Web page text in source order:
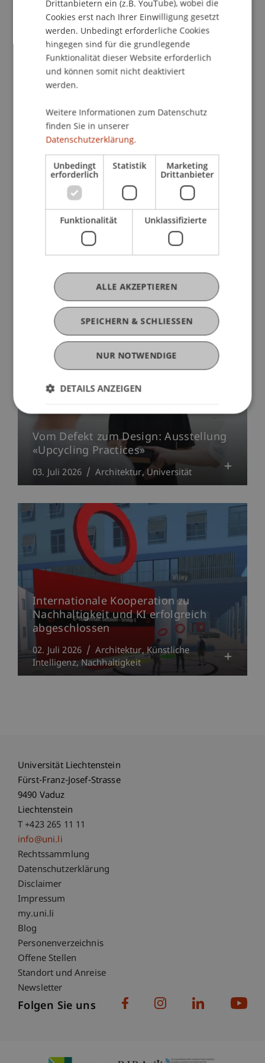
Mehr News
Prekäres Wohnen – und das in
Liechtenstein? Ergebnisse von zwei
internationalen Workshops an der Uni
Liechtenstein
14. Juli 2026 Architektur Internationales
Universität
Vom Defekt zum Design: Ausstellung
«Upcycling Practices»
03. Juli 2026 Architektur Universität
Internationale Kooperation zu
Nachhaltigkeit und KI erfolgreich
abgeschlossen
02. Juli 2026 Architektur Künstliche
Intelligenz Nachhaltigkeit
Universität Liechtenstein
Fürst-Franz-Josef-Strasse
9490 Vaduz
Liechtenstein
T +423 265 11 11
info@uni.li
Fußzeile Rechtliche Hinweise
Rechtssammlung
Datenschutzerklärung
Disclaimer
Impressum
Fußzeile Subdomain-Verzeichnis
my.uni.li
Blog
Personenverzeichnis
Offene Stellen
Standort und Anreise
Newsletter
Folgen Sie uns
Drittanbietern ein (z.B. YouTube), wobei die
Cookies erst nach Ihrer Einwilligung gesetzt
werden. Unbedingt erforderliche Cookies
hingegen sind für die grundlegende
Funktionalität dieser Website erforderlich
und können somit nicht deaktiviert
werden.
Weitere Informationen zum Datenschutz
finden Sie in unserer
Datenschutzerklärung.
Unbedingt
erforderlich
Statistik Marketing
Drittanbieter
Funktionalität Unklassifizierte
SPEICHERN & SCHLIESSEN
ALLE AKZEPTIEREN
NUR NOTWENDIGE
DETAILS ANZEIGEN